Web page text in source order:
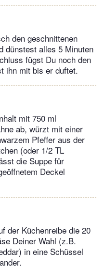
den geschnittenen
dünstest alles 5 Minuten
fügst Du noch den
ihn mit bis er duftet.
mit 750 ml
ab, würzt mit einer
Pfeffer aus der
(oder 1/2 TL
die Suppe für
Deckel
der Küchenreibe die 20
Deiner Wahl (z.B.
in eine Schüssel